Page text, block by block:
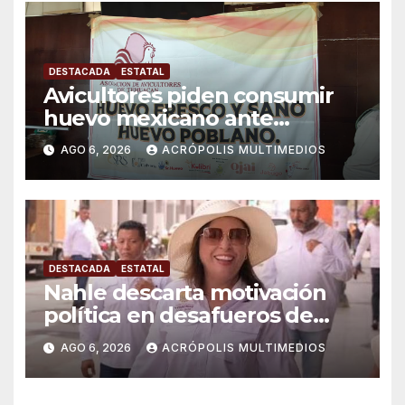
DESTACADA ESTATAL
Avicultores piden consumir
huevo mexicano ante
importaciones
AGO 6, 2026 ACRÓPOLIS MULTIMEDIOS
DESTACADA ESTATAL
Nahle descarta motivación
política en desafueros de
alcaldes
AGO 6, 2026 ACRÓPOLIS MULTIMEDIOS